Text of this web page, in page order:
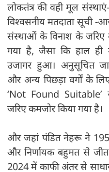
लोकतंत्र की वही मूल
विश्वसनीय मतदाता सूची -
संस्थाओं के विनाश के जरिए
गया है, जैसा कि हाल ही
उजागर हुआ। अनुसूचित
और अन्य पिछड़ा वर्गों के
‘Not Found Suitable’
जरिए कमजोर किया गया है।
और जहां पंडित नेहरू ने
और निर्णायक बहुमत से जीत
2024 में काफी अंतर से